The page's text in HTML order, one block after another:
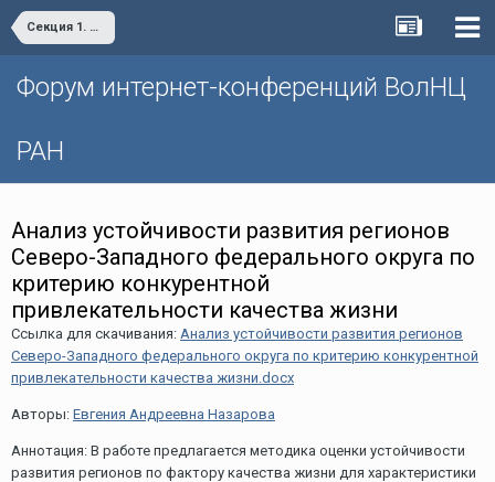
Секция 1. «Проблемы социально-экономического развития и управления территориями»
Форум интернет-конференций ВолНЦ
РАН
Анализ устойчивости развития регионов
Северо-Западного федерального округа по
критерию конкурентной
привлекательности качества жизни
Ссылка для скачивания: Анализ устойчивости развития регионов
Северо-Западного федерального округа по критерию конкурентной
привлекательности качества жизни.docx
Авторы: Евгения Андреевна Назарова
Аннотация: В работе предлагается методика оценки устойчивости
развития регионов по фактору качества жизни для характеристики